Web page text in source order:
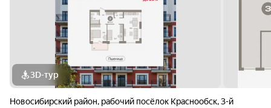
3D-тур
Новосибирский район, рабочий посёлок Краснообск,3-й